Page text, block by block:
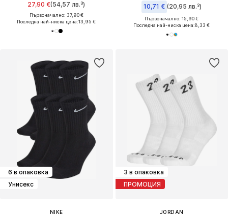
27,90 €(54,57 лв.³)
Първоначално: 37,90 €
Последна най-ниска цена:13,95 €
10,71 € (20,95 лв.³)
Първоначално: 15,90 €
Последна най-ниска цена:8,33 €
6 в опаковка
Унисекс
NIKE
3 в опаковка
ПРОМОЦИЯ
JORDAN